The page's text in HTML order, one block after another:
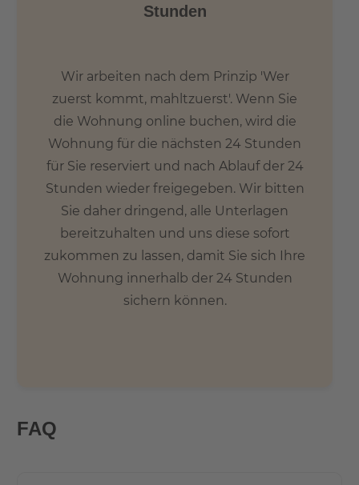
Stunden
Wir arbeiten nach dem Prinzip 'Wer
zuerst kommt, mahltzuerst'. Wenn Sie
die Wohnung online buchen, wird die
Wohnung für die nächsten 24 Stunden
für Sie reserviert und nach Ablauf der 24
Stunden wieder freigegeben. Wir bitten
Sie daher dringend, alle Unterlagen
bereitzuhalten und uns diese sofort
zukommen zu lassen, damit Sie sich Ihre
Wohnung innerhalb der 24 Stunden
sichern können.
FAQ